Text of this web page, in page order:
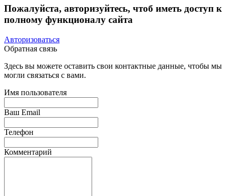
Пожалуйста, авторизуйтесь, чтоб иметь доступ к
полному функционалу сайта
Авторизоваться
Обратная связь
Здесь вы можете оставить свои контактные данные, чтобы мы
могли связаться с вами.
Имя пользователя
Ваш Email
Телефон
Комментарий